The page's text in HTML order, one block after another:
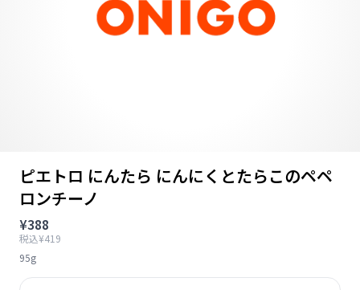
ピエトロ にんたら にんにくとたらこのペペ
ロンチーノ
¥388
税込¥419
95g